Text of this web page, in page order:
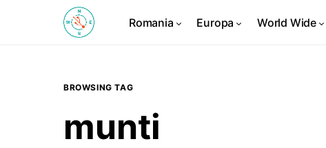
Romania Europa World Wide
BROWSING TAG
munti